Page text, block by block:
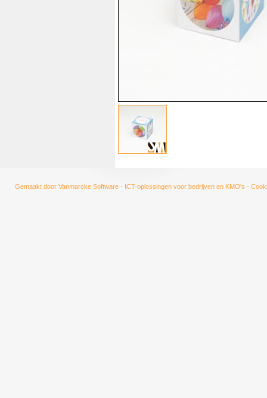
Gemaakt door Vanmarcke Software - ICT-oplossingen voor bedrijven en KMO's -